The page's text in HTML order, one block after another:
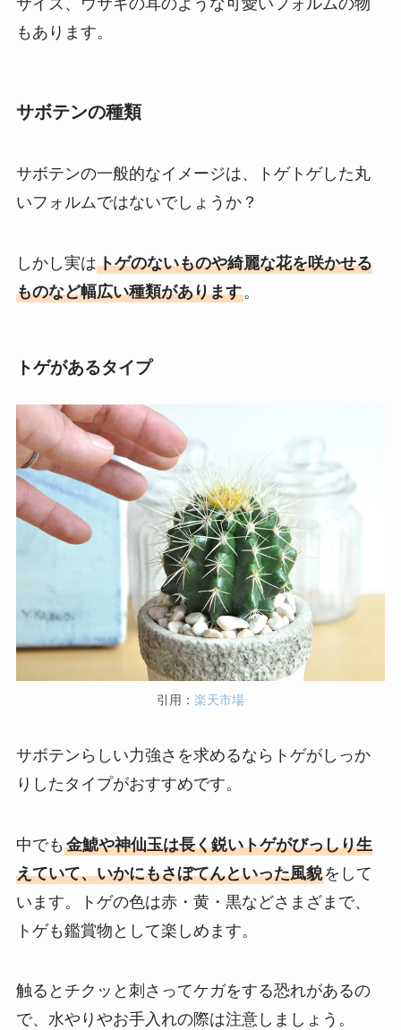
サイズ、ウサギの耳のような可愛いフォルムの物
もあります。
サボテンの種類
サボテンの一般的なイメージは、トゲトゲした丸
いフォルムではないでしょうか？
しかし実はトゲのないものや綺麗な花を咲かせる
ものなど幅広い種類があります。
トゲがあるタイプ
引用： 楽天市場
サボテンらしい力強さを求めるならトゲがしっか
りしたタイプがおすすめです。
中でも 金鯱や神仙玉は長く鋭いトゲがびっしり生
えていて、いかにもさぼてんといった風貌をして
います。トゲの色は赤・黄・黒などさまざまで、
トゲも鑑賞物として楽しめます。
触るとチクッと刺さってケガをする恐れがあるの
で、水やりやお手入れの際は注意しましょう。